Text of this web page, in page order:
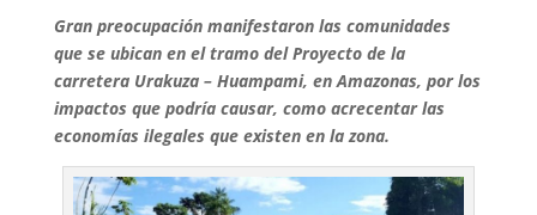
Gran preocupación manifestaron las comunidades
que se ubican en el tramo del Proyecto de la
carretera Urakuza – Huampami, en Amazonas, por los
impactos que podría causar, como acrecentar las
economías ilegales que existen en la zona.